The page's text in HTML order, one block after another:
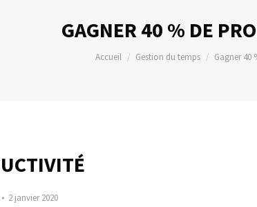
GAGNER 40 % DE
Vous êtes ici :
Accueil Gestion du temps Gagner 40
2 janvier 2020